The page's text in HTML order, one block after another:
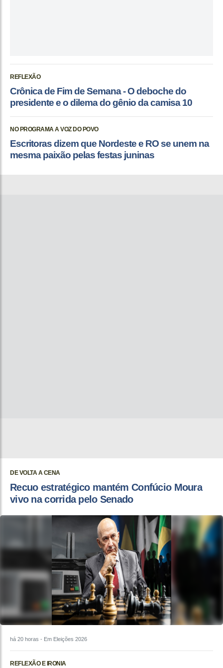
REFLEXÃO
Crônica de Fim de Semana - O deboche do
presidente e o dilema do gênio da camisa 10
NO PROGRAMA A VOZ DO POVO
Escritoras dizem que Nordeste e RO se unem na
mesma paixão pelas festas juninas
DE VOLTA A CENA
Recuo estratégico mantém Confúcio Moura
vivo na corrida pelo Senado
há 20 horas - Em Eleições 2026
REFLEXÃO E IRONIA